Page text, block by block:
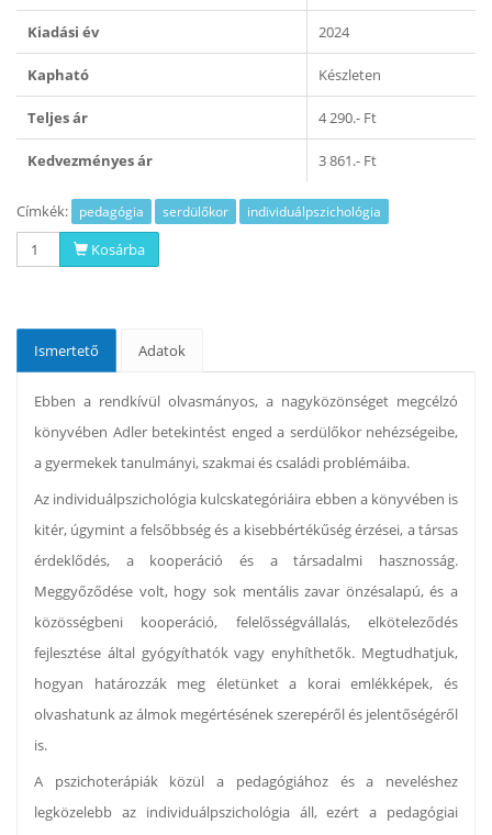
Kiadási év 2024
Kapható Készleten
Teljes ár 4 290.- Ft
Kedvezményes ár 3 861.- Ft
Címkék: pedagógia serdülőkor individuálpszichológia
Kosárba
Ismertető Adatok
Ebben a rendkívül olvasmányos, a nagyközönséget megcélzó
könyvében Adler betekintést enged a serdülőkor nehézségeibe,
a gyermekek tanulmányi, szakmai és családi problémáiba.
Az individuálpszichológia kulcskategóriáira ebben a könyvében is
kitér, úgymint a felsőbbség és a kisebbértékűség érzései, a társas
érdeklődés, a kooperáció és a társadalmi hasznosság.
Meggyőződése volt, hogy sok mentális zavar önzésalapú, és a
közösségbeni kooperáció, felelősségvállalás, elköteleződés
fejlesztése által gyógyíthatók vagy enyhíthetők. Megtudhatjuk,
hogyan határozzák meg életünket a korai emlékképek, és
olvashatunk az álmok megértésének szerepéről és jelentőségéről
is.
A pszichoterápiák közül a pedagógiához és a neveléshez
legközelebb az individuálpszichológia áll, ezért a pedagógiai